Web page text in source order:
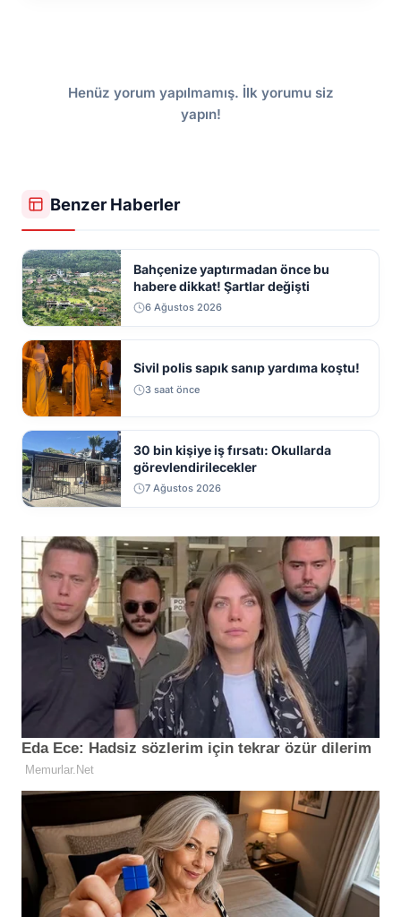
Henüz yorum yapılmamış. İlk yorumu siz
yapın!
Benzer Haberler
Bahçenize yaptırmadan önce bu
habere dikkat! Şartlar değişti
6 Ağustos 2026
Sivil polis sapık sanıp yardıma koştu!
3 saat önce
30 bin kişiye iş fırsatı: Okullarda
görevlendirilecekler
7 Ağustos 2026